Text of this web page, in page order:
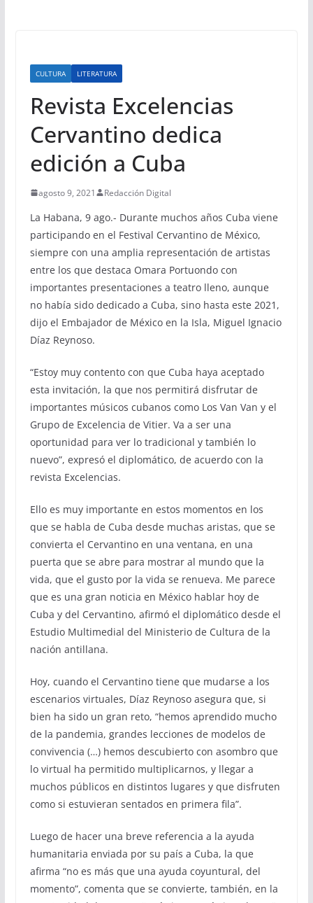
CULTURA LITERATURA
Revista Excelencias
Cervantino dedica
edición a Cuba
agosto 9, 2021 Redacción Digital
La Habana, 9 ago.- Durante muchos años Cuba viene
participando en el Festival Cervantino de México,
siempre con una amplia representación de artistas
entre los que destaca Omara Portuondo con
importantes presentaciones a teatro lleno, aunque
no había sido dedicado a Cuba, sino hasta este 2021,
dijo el Embajador de México en la Isla, Miguel Ignacio
Díaz Reynoso.
“Estoy muy contento con que Cuba haya aceptado
esta invitación, la que nos permitirá disfrutar de
importantes músicos cubanos como Los Van Van y el
Grupo de Excelencia de Vitier. Va a ser una
oportunidad para ver lo tradicional y también lo
nuevo”, expresó el diplomático, de acuerdo con la
revista Excelencias.
Ello es muy importante en estos momentos en los
que se habla de Cuba desde muchas aristas, que se
convierta el Cervantino en una ventana, en una
puerta que se abre para mostrar al mundo que la
vida, que el gusto por la vida se renueva. Me parece
que es una gran noticia en México hablar hoy de
Cuba y del Cervantino, afirmó el diplomático desde el
Estudio Multimedial del Ministerio de Cultura de la
nación antillana.
Hoy, cuando el Cervantino tiene que mudarse a los
escenarios virtuales, Díaz Reynoso asegura que, si
bien ha sido un gran reto, “hemos aprendido mucho
de la pandemia, grandes lecciones de modelos de
convivencia (…) hemos descubierto con asombro que
lo virtual ha permitido multiplicarnos, y llegar a
muchos públicos en distintos lugares y que disfruten
como si estuvieran sentados en primera fila”.
Luego de hacer una breve referencia a la ayuda
humanitaria enviada por su país a Cuba, la que
afirma “no es más que una ayuda coyuntural, del
momento”, comenta que se convierte, también, en la